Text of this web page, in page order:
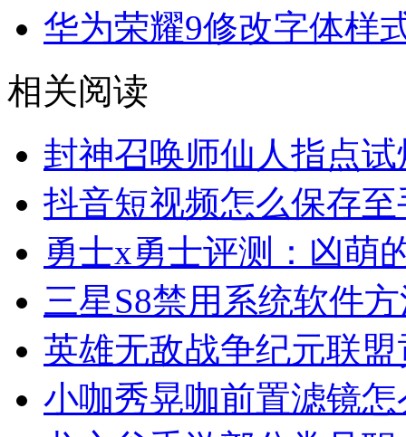
华为荣耀9修改字体样
相关阅读
封神召唤师仙人指点
抖音短视频怎么保存至
勇士x勇士评测：凶萌
三星S8禁用系统软件
英雄无敌战争纪元联
小咖秀晃咖前置滤镜怎